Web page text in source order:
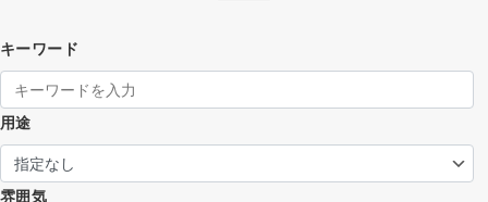
キーワード
用途
雰囲気